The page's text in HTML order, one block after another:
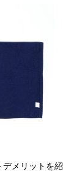
メリットを紹